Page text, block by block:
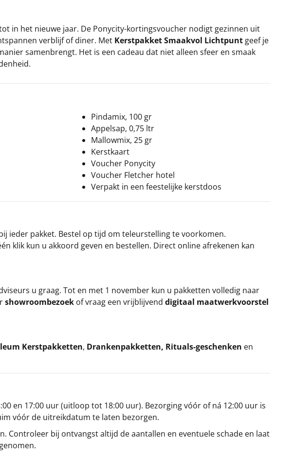
in het nieuwe jaar. De Ponycity-kortingsvoucher nodigt gezinnen uit
verblijf of diner. Met Kerstpakket Smaakvol Lichtpunt geef je
samenbrengt. Het is een cadeau dat niet alleen sfeer en smaak
Pindamix, 100 gr
Appelsap, 0,75 ltr
Mallowmix, 25 gr
Kerstkaart
Voucher Ponycity
Voucher Fletcher hotel
Verpakt in een feestelijke kerstdoos
ieder pakket. Bestel op tijd om teleurstelling te voorkomen.
klik kun u akkoord geven en bestellen. Direct online afrekenen kan
u graag. Tot en met 1 november kun u pakketten volledig naar
showroombezoek of vraag een vrijblijvend digitaal maatwerkvoorstel
Kerstpakketten, Drankenpakketten, Rituals-geschenken en
en 17:00 uur (uitloop tot 18:00 uur). Bezorging vóór of ná 12:00 uur is
vóór de uitreikdatum te laten bezorgen.
Controleer bij ontvangst altijd de aantallen en eventuele schade en laat